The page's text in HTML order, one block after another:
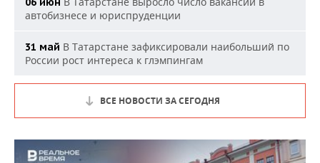
автобизнесе и юриспруденции
31 май В Татарстане зафиксировали наибольший по
России рост интереса к глэмпингам
ВСЕ НОВОСТИ ЗА СЕГОДНЯ